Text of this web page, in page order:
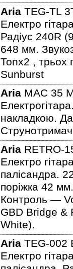
Aria TEG-TL
Електро
Радіус 240R
648 мм.
Tonx2 , трьох
Sunburst
Aria MAC 35
накладкою.
Aria RETRO-
Електро
палісандра.
поріжка 42
Контроль —
GBD Bridge &
White).
Aria TEG-002
Електро